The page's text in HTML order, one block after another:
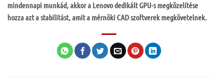
mindennapi munkád, akkor a Lenovo dedikált GPU-s megközelítése
hozza azt a stabilitást, amit a mérnöki CAD szoftverek megkövetelnek.